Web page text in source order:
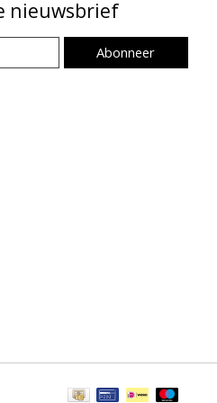
nieuwsbrief
Abonneer